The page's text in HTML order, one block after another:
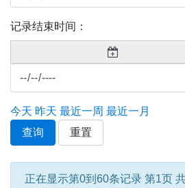
记录结束时间：
今天 昨天 最近一周 最近一月
查询
重置
正在显示第0到60条记录 第1页